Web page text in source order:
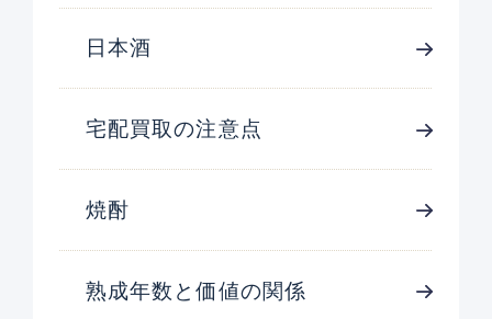
日本酒
宅配買取の注意点
焼酎
熟成年数と価値の関係